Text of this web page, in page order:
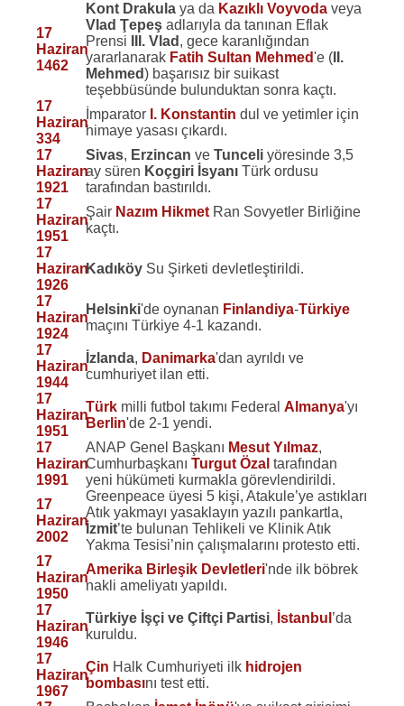
17
Haziran
1462
Kont Drakula ya da Kazıklı Voyvoda veya
Vlad Ţepeş adlarıyla da tanınan Eflak
Prensi
III. Vlad , gece karanlığından
yararlanarak Fatih Sultan Mehmed'e ( II.
Mehmed) başarısız bir suikast
teşebbüsünde bulunduktan sonra kaçtı.
17
Haziran
334
İmparator I. Konstantin dul ve yetimler için
himaye yasası çıkardı.
17
Haziran
1921
Sivas, Erzincan veTunceli yöresinde 3,5
ay süren Koçgiri İsyanı Türk ordusu
tarafından bastırıldı.
17
Haziran
1951
Şair Nazım Hikmet Ran Sovyetler Birliğine
kaçtı.
17
Haziran
1926
Kadıköy Su Şirketi devletleştirildi.
17
Haziran
1924
Helsinki'de oynanan Finlandiya-Türkiye
maçını Türkiye 4-1 kazandı.
17
Haziran
1944
İzlanda, Danimarka'dan ayrıldı ve
cumhuriyet ilan etti.
17
Haziran
1951
Türk milli futbol takımı FederalAlmanya'yı
Berlin'de 2-1 yendi.
17
Haziran
1991
ANAP Genel Başkanı Mesut Yılmaz,
CumhurbaşkanıTurgut Özal tarafından
yeni hükümeti kurmakla görevlendirildi.
17
Haziran
2002
Greenpeace üyesi 5 kişi, Atakule’ye astıkları
Atık yakmayı yasaklayın yazılı pankartla,
İzmit’te bulunan Tehlikeli ve Klinik Atık
Yakma Tesisi’nin çalışmalarını protesto etti.
17
Haziran
1950
Amerika Birleşik Devletleri'nde ilk böbrek
nakli ameliyatı yapıldı.
17
Haziran
1946
Türkiye İşçi ve Çiftçi Partisi, İstanbul ’da
kuruldu.
17
Haziran
1967
Çin Halk Cumhuriyeti ilk hidrojen
bombasını test etti.